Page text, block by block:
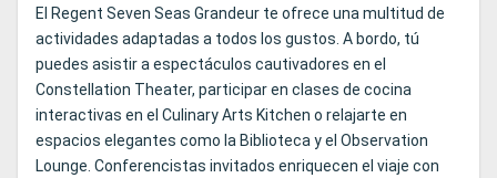
El Regent Seven Seas Grandeur te ofrece una multitud de
actividades adaptadas a todos los gustos. A bordo, tú
puedes asistir a espectáculos cautivadores en el
Constellation Theater, participar en clases de cocina
interactivas en el Culinary Arts Kitchen o relajarte en
espacios elegantes como la Biblioteca y el Observation
Lounge. Conferencistas invitados enriquecen el viaje con